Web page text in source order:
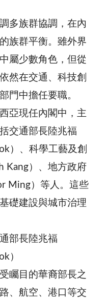
多族群協調，在內
族群平衡。雖外界
屬少數角色，但從
然在交通、科技創
門中擔任要職。
亞現任內閣中，主
交通部長陸兆福
）、科學工藝及創
Kang）、地方政府
Ming）等人。這些
礎建設與城市治理
部長陸兆福
）
矚目的華裔部長之
、航空、港口等交